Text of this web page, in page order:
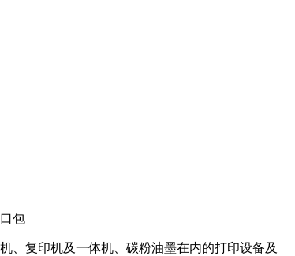
包
、复印机及一体机、碳粉油墨在内的打印设备及